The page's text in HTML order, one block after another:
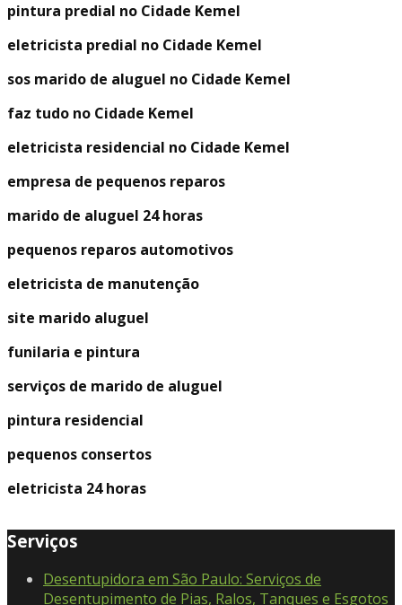
pintura predial no Cidade Kemel
eletricista predial no Cidade Kemel
sos marido de aluguel no Cidade Kemel
faz tudo no Cidade Kemel
eletricista residencial no Cidade Kemel
empresa de pequenos reparos
marido de aluguel 24 horas
pequenos reparos automotivos
eletricista de manutenção
site marido aluguel
funilaria e pintura
serviços de marido de aluguel
pintura residencial
pequenos consertos
eletricista 24 horas
Serviços
Desentupidora em São Paulo: Serviços de
Desentupimento de Pias, Ralos, Tanques e Esgotos